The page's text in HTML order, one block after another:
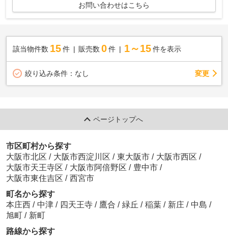
お問い合わせはこちら
該当物件数 15件 販売数 0 件 1～15 件を表示
絞り込み条件： なし 変更
ページトップへ
市区町村から探す
大阪市北区 / 大阪市西淀川区 / 東大阪市 / 大阪市西区 /
大阪市天王寺区 / 大阪市阿倍野区 / 豊中市 /
大阪市東住吉区 / 西宮市
町名から探す
本庄西 / 中津 / 四天王寺 / 鷹合 / 緑丘 / 稲葉 / 新庄 / 中島 /
旭町 / 新町
路線から探す